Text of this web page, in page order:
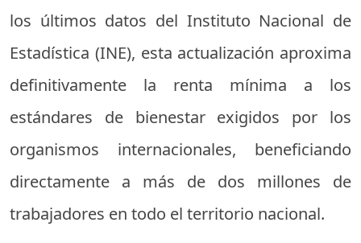
los últimos datos del Instituto Nacional de
Estadística (INE), esta actualización aproxima
definitivamente la renta mínima a los
estándares de bienestar exigidos por los
organismos internacionales, beneficiando
directamente a más de dos millones de
trabajadores en todo el territorio nacional.